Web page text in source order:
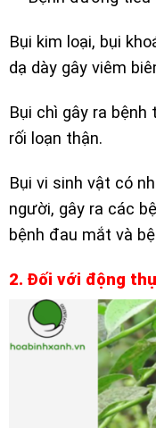
Bụi kim loại, bụi
dạ dày gây viêm
Bụi chì gây ra bệnh
rối loạn thận.
Bụi vi sinh vật có
người, gây ra các
bệnh đau mắt và
2. Đối với động